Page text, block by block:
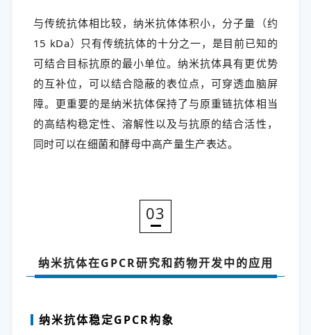
与传统抗体相比较，纳米抗体体积小，分子量（约
15 kDa）只有传统抗体的十分之一，是目前已知的
可结合目标抗原的最小单位。纳米抗体具有更优势
的互补位，可以结合隐蔽的表位点，可穿透血脑屏
障。更重要的是纳米抗体保持了与原重链抗体相当
的高结构稳定性、溶解性以及与抗原的结合活性，
同时可以在细菌和酵母中高产量生产表达。
03
纳米抗体在GPCR研究和药物开发中的应用
纳米抗体稳定GPCR构象